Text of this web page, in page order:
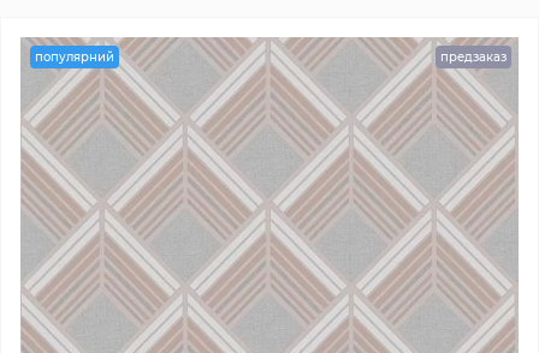
популярний предзаказ